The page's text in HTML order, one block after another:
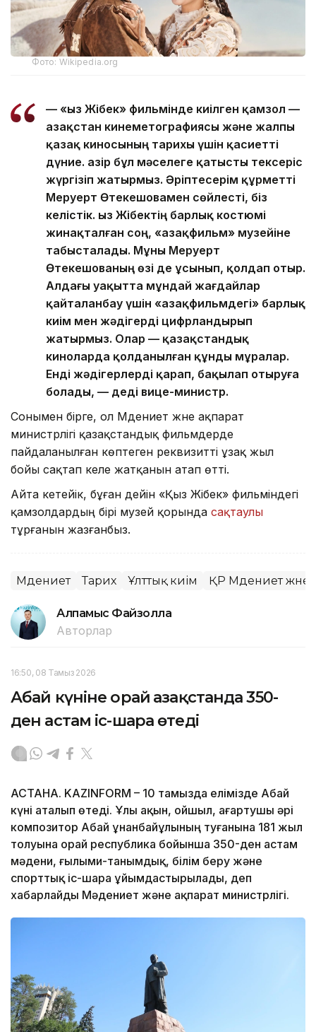
Фото: Wikipedia.org
— «Қыз Жібек» фильмінде киілген қамзол —
Қазақстан кинеметографиясы және жалпы
қазақ киносының тарихы үшін қасиетті
дүние. Қазір бұл мәселеге қатысты тексеріс
жүргізіп жатырмыз. Әріптесерім құрметті
Меруерт Өтекешовамен сөйлесті, біз
келістік. Қыз Жібектің барлық костюмі
жинақталған соң, «Қазақфильм» музейіне
табысталады. Мұны Меруерт
Өтекешованың өзі де ұсынып, қолдап отыр.
Алдағы уақытта мұндай жағдайлар
қайталанбау үшін «Қазақфильмдегі» барлық
киім мен жәдігерді цифрландырып
жатырмыз. Олар — қазақстандық
киноларда қолданылған құнды мұралар.
Енді жәдігерлерді қарап, бақылап отыруға
болады, — деді вице-министр.
Сонымен бірге, ол Мәдениет және ақпарат
министрлігі қазақстандық фильмдерде
пайдаланылған көптеген реквизитті ұзақ жыл
бойы сақтап келе жатқанын атап өтті.
Айта кетейік, бұған дейін «Қыз Жібек» фильміндегі
қамзолдардың бірі музей қорында сақтаулы
тұрғанын жазғанбыз.
Мәдениет Тарих Ұлттық киім ҚР Мәдениет және
Алпамыс Файзолла
Авторлар
16:50, 08 Тамыз 2026
Абай күніне орай Қазақстанда 350-
ден астам іс-шара өтеді
АСТАНА. KAZINFORM – 10 тамызда елімізде Абай
күні аталып өтеді. Ұлы ақын, ойшыл, ағартушы әрі
композитор Абай Құнанбайұлының туғанына 181 жыл
толуына орай республика бойынша 350-ден астам
мәдени, ғылыми-танымдық, білім беру және
спорттық іс-шара ұйымдастырылады, деп
хабарлайды Мәдениет және ақпарат министрлігі.